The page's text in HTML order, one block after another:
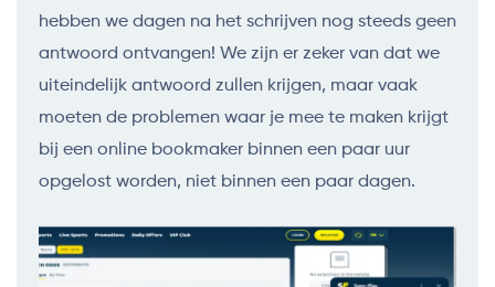
hebben we dagen na het schrijven nog steeds geen
antwoord ontvangen! We zijn er zeker van dat we
uiteindelijk antwoord zullen krijgen, maar vaak
moeten de problemen waar je mee te maken krijgt
bij een online bookmaker binnen een paar uur
opgelost worden, niet binnen een paar dagen.